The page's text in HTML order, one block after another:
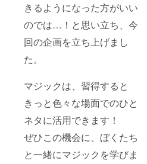
きるようになった方がいい
のでは…！と思い立ち、今
回の企画を立ち上げまし
た。
マジックは、習得すると
きっと色々な場面でのひと
ネタに活用できます！
ぜひこの機会に、ぼくたち
と一緒にマジックを学びま